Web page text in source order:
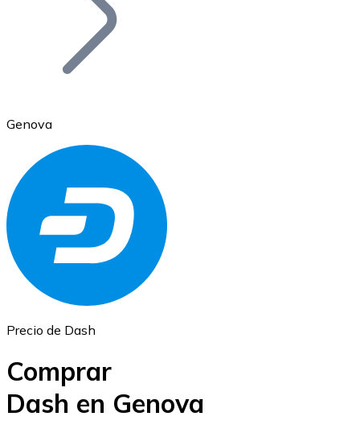
Ethereum
ETH
Genova
Precio de Dash
Comprar
Dash en Genova